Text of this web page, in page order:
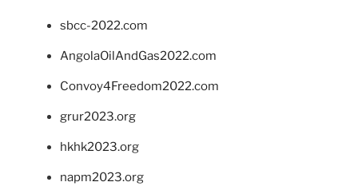
sbcc-2022.com
AngolaOilAndGas2022.com
Convoy4Freedom2022.com
grur2023.org
hkhk2023.org
napm2023.org